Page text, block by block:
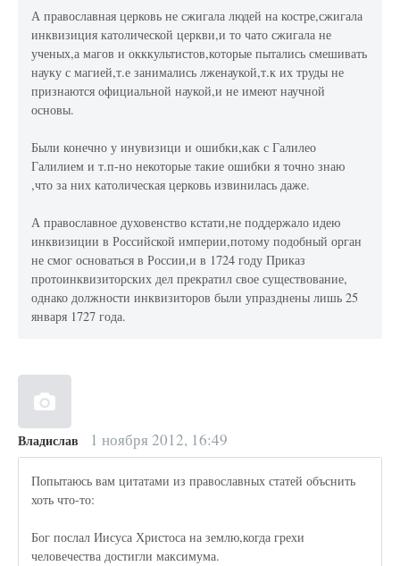
А православная церковь не сжигала людей на костре,сжигала
инквизиция католической церкви,и то чато сжигала не
ученых,а магов и окккультистов,которые пытались смешивать
науку с магией,т.е занимались лженаукой,т.к их труды не
признаются официальной наукой,и не имеют научной
основы.
Были конечно у инувизици и ошибки,как с Галилео
Галилием и т.п-но некоторые такие ошибки я точно знаю
,что за них католическая церковь извинилась даже.
А православное духовенство кстати,не поддержало идею
инквизиции в Российской империи,потому подобный орган
не смог основаться в России,и в 1724 году Приказ
протоинквизиторских дел прекратил свое существование,
однако должности инквизиторов были упразднены лишь 25
января 1727 года.
Владислав 1 ноября 2012, 16:49
Попытаюсь вам цитатами из православных статей объснить
хоть что-то:
Бог послал Иисуса Христоса на землю,когда грехи
человечества достигли максимума.